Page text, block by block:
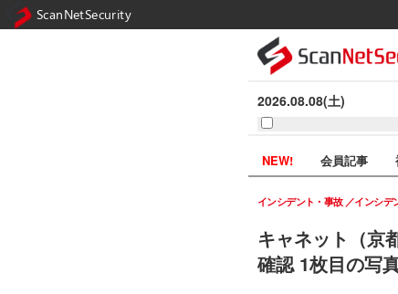
2026.08.08(土)
NEW! 会員記事
キャネット（京
確認 1枚目の写
インシデント・事故 インシデ
ScanNetSecurity